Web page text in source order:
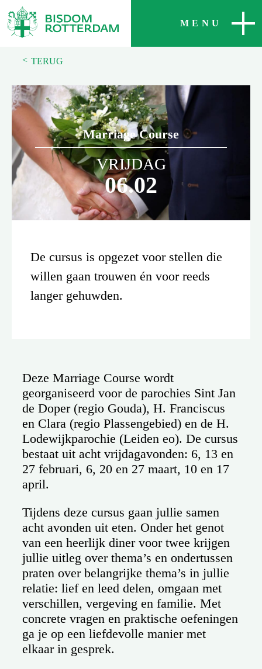
MENU
SLUITEN
< TERUG
Marriage Course
VRIJDAG
06.02
De cursus is opgezet voor stellen die
willen gaan trouwen én voor reeds
langer gehuwden.
Deze Marriage Course wordt
georganiseerd voor de parochies Sint Jan
de Doper (regio Gouda), H. Franciscus
en Clara (regio Plassengebied) en de H.
Lodewijkparochie (Leiden eo). De cursus
bestaat uit acht vrijdagavonden: 6, 13 en
27 februari, 6, 20 en 27 maart, 10 en 17
april.
Tijdens deze cursus gaan jullie samen
acht avonden uit eten. Onder het genot
van een heerlijk diner voor twee krijgen
jullie uitleg over thema’s en ondertussen
praten over belangrijke thema’s in jullie
relatie: lief en leed delen, omgaan met
verschillen, vergeving en familie. Met
concrete vragen en praktische oefeningen
ga je op een liefdevolle manier met
elkaar in gesprek.